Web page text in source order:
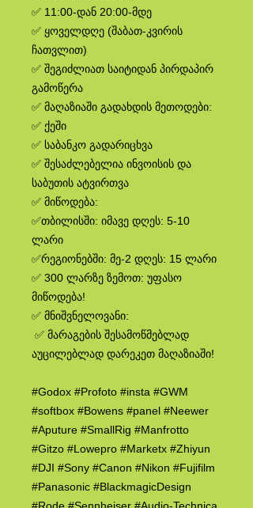
✅ 11:00-დან 20:00-მდე
✅ ყოველდღე (შაბათ-კვირის
ჩათვლით)
✅ შეგიძლიათ საიტიდან პირდაპირ
გამოწერა
✅ მაღაზიაში გადახდის მეთოდები:
✅ ქეში
✅ საბანკო გადარიცხვა
✅ შესაძლებელია ინვოისის და
საბუთის ატვირთვა
✅ მიწოდება:
✅თბილისში: იმავე დღეს: 5-10
ლარი
✅რეგიონებში: მე-2 დღეს: 15 ლარი
✅ 300 ლარზე ზემოთ: უფასო
მიწოდება!
✅ მნიშვნელოვანი:
✅ მარაგების შესამოწმებლად
აუცილებლად დარეკეთ მაღაზიაში!
#Godox #Profoto #insta #GWM
#softbox #Bowens #panel #Neewer
#Aputure #SmallRig #Manfrotto
#Gitzo #Lowepro #Marketx #Zhiyun
#DJI #Sony #Canon #Nikon #Fujifilm
#Panasonic #BlackmagicDesign